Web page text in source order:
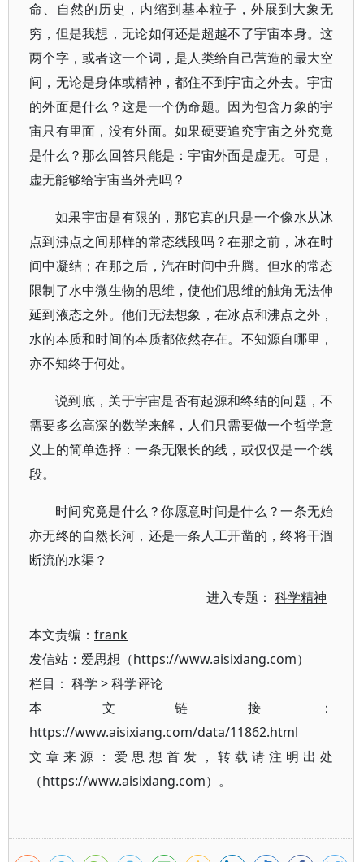
命、自然的历史，内缩到基本粒子，外展到大象无
穷，但是我想，无论如何还是超越不了宇宙本身。这
两个字，或者这一个词，是人类给自己营造的最大空
间，无论是身体或精神，都住不到宇宙之外去。宇宙
的外面是什么？这是一个伪命题。因为包含万象的宇
宙只有里面，没有外面。如果硬要追究宇宙之外究竟
是什么？那么回答只能是：宇宙外面是虚无。可是，
虚无能够给宇宙当外壳吗？
如果宇宙是有限的，那它真的只是一个像水从冰
点到沸点之间那样的常态线段吗？在那之前，冰在时
间中凝结；在那之后，汽在时间中升腾。但水的常态
限制了水中微生物的思维，使他们思维的触角无法伸
延到液态之外。他们无法想象，在冰点和沸点之外，
水的本质和时间的本质都依然存在。不知源自哪里，
亦不知终于何处。
说到底，关于宇宙是否有起源和终结的问题，不
需要多么高深的数学来解，人们只需要做一个哲学意
义上的简单选择：一条无限长的线，或仅仅是一个线
段。
时间究竟是什么？你愿意时间是什么？一条无始
亦无终的自然长河，还是一条人工开凿的，终将干涸
断流的水渠？
进入专题：科学精神
本文责编： frank
发信站：爱思想（https://www.aisixiang.com）
栏目： 科学 >科学评论
本文链接：
https://www.aisixiang.com/data/11862.html
文章来源：爱思想首发，转载请注明出处
（https://www.aisixiang.com）。